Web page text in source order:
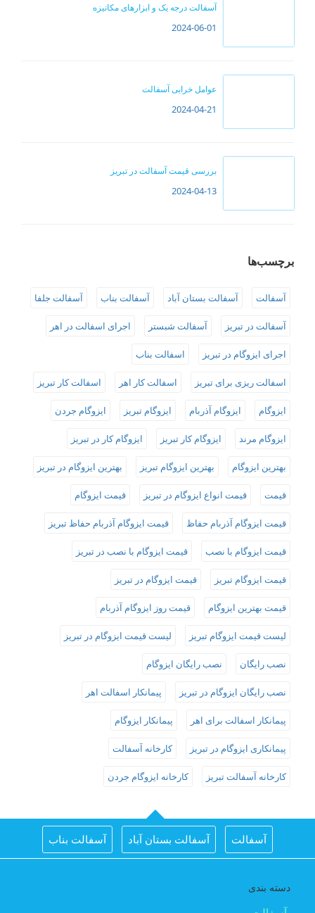
آسفالت درجه یک و ابزارهای مکانیزه
2024-06-01
عوامل خرابی آسفالت
2024-04-21
بررسی قیمت آسفالت در تبریز
2024-04-13
برچسب‌ها
آسفالت آسفالت بستان آباد آسفالت بناب آسفالت جلفا
آسفالت در تبریز آسفالت شبستر اجرای اسفالت در اهر
اجرای ایزوگام در تبریز اسفالت بناب
اسفالت ریزی برای تبریز اسفالت کار اهر اسفالت کار تبریز
ایزوگام ایزوگام آذربام ایزوگام تبریز ایزوگام جردن
ایزوگام مرند ایزوگام کار تبریز ایزوگام کار در تبریز
بهترین ایزوگام بهترین ایزوگام تبریز بهترین ایزوگام در تبریز
قیمت قیمت انواع ایزوگام در تبریز قیمت ایزوگام
قیمت ایزوگام آذربام حفاظ قیمت ایزوگام آذربام حفاظ تبریز
قیمت ایزوگام با نصب قیمت ایزوگام با نصب در تبریز
قیمت ایزوگام تبریز قیمت ایزوگام در تبریز
قیمت بهترین ایزوگام قیمت روز ایزوگام آذربام
لیست قیمت ایزوگام تبریز لیست قیمت ایزوگام در تبریز
نصب رایگان نصب رایگان ایزوگام
نصب رایگان ایزوگام در تبریز پیمانکار اسفالت اهر
پیمانکار اسفالت برای اهر پیمانکار ایزوگام
پیمانکاری ایزوگام در تبریز کارخانه آسفالت
کارخانه آسفالت تبریز کارخانه ایزوگام جردن
آسفالت آسفالت بستان آباد آسفالت بناب
دسته بندی